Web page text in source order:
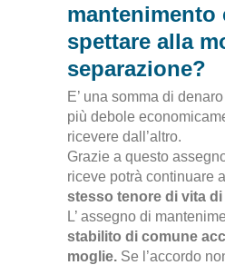
mantenimento
spettare alla
separazione?
E’ una somma di
più debole
ricevere dall’altro.
Grazie a questo
riceve potrà continuare
stesso tenore di vita
L’ assegno di
stabilito di comune
moglie. Se l’accordo